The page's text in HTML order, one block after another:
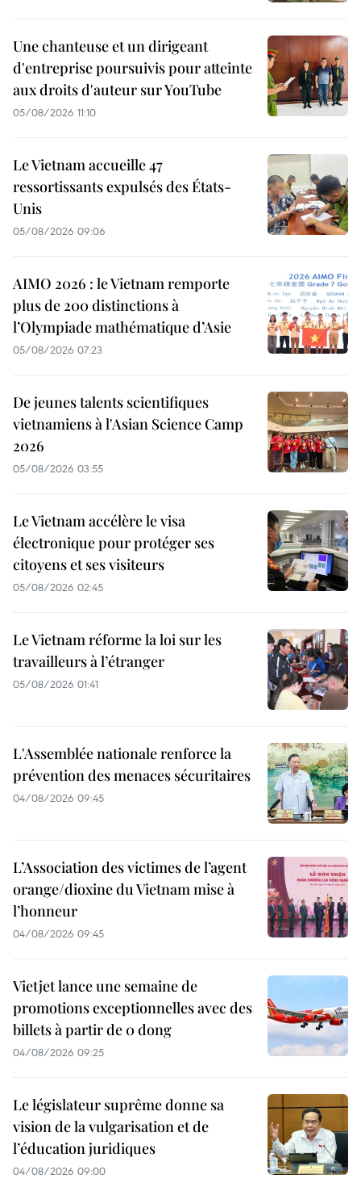
Une chanteuse et un dirigeant
d'entreprise poursuivis pour atteinte
aux droits d'auteur sur YouTube
05/08/2026 11:10
Le Vietnam accueille 47
ressortissants expulsés des États-
Unis
05/08/2026 09:06
AIMO 2026 : le Vietnam remporte
plus de 200 distinctions à
l’Olympiade mathématique d’Asie
05/08/2026 07:23
De jeunes talents scientifiques
vietnamiens à l'Asian Science Camp
2026
05/08/2026 03:55
Le Vietnam accélère le visa
électronique pour protéger ses
citoyens et ses visiteurs
05/08/2026 02:45
Le Vietnam réforme la loi sur les
travailleurs à l’étranger
05/08/2026 01:41
L'Assemblée nationale renforce la
prévention des menaces sécuritaires
04/08/2026 09:45
L’Association des victimes de l’agent
orange/dioxine du Vietnam mise à
l’honneur
04/08/2026 09:45
Vietjet lance une semaine de
promotions exceptionnelles avec des
billets à partir de 0 dong
04/08/2026 09:25
Le législateur suprême donne sa
vision de la vulgarisation et de
l’éducation juridiques
04/08/2026 09:00